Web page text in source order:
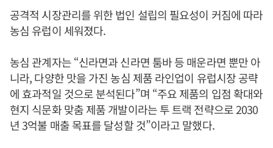
공격적 시장관리를 위한 법인 설립의 필요성이 커짐에 따라
농심 유럽이 세워졌다.
농심 관계자는 “신라면과 신라면 툼바 등 매운라면 뿐만 아
니라, 다양한 맛을 가진 농심 제품 라인업이 유럽시장 공략
에 효과적일 것으로 분석된다”며 “주요 제품의 입점 확대와
현지 식문화 맞춤 제품 개발이라는 투 트랙 전략으로 2030
년 3억불 매출 목표를 달성할 것”이라고 말했다.